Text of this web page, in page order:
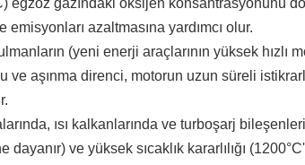
azaltmasına yardımcı olur.
(yeni enerji araçlarının yüksek hızlı
ve aşınma direnci, motorun uzun süreli
ısı kalkanlarında ve turboşarj
ve yüksek sıcaklık kararlılığı